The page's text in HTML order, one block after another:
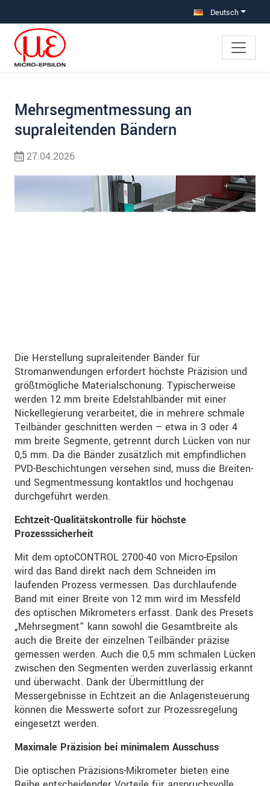
Deutsch
Mehrsegmentmessung an
supraleitenden Bändern
27.04.2026
Die Herstellung supraleitender Bänder für
Stromanwendungen erfordert höchste Präzision und
größtmögliche Materialschonung. Typischerweise
werden 12 mm breite Edelstahlbänder mit einer
Nickellegierung verarbeitet, die in mehrere schmale
Teilbänder geschnitten werden – etwa in 3 oder 4
mm breite Segmente, getrennt durch Lücken von nur
0,5 mm. Da die Bänder zusätzlich mit empfindlichen
PVD-Beschichtungen versehen sind, muss die Breiten-
und Segmentmessung kontaktlos und hochgenau
durchgeführt werden.
Echtzeit-Qualitätskontrolle für höchste
Prozesssicherheit
Mit dem optoCONTROL 2700-40 von Micro-Epsilon
wird das Band direkt nach dem Schneiden im
laufenden Prozess vermessen. Das durchlaufende
Band mit einer Breite von 12 mm wird im Messfeld
des optischen Mikrometers erfasst. Dank des Presets
„Mehrsegment“ kann sowohl die Gesamtbreite als
auch die Breite der einzelnen Teilbänder präzise
gemessen werden. Auch die 0,5 mm schmalen Lücken
zwischen den Segmenten werden zuverlässig erkannt
und überwacht. Dank der Übermittlung der
Messergebnisse in Echtzeit an die Anlagensteuerung
können die Messwerte sofort zur Prozessregelung
eingesetzt werden.
Maximale Präzision bei minimalem Ausschuss
Die optischen Präzisions-Mikrometer bieten eine